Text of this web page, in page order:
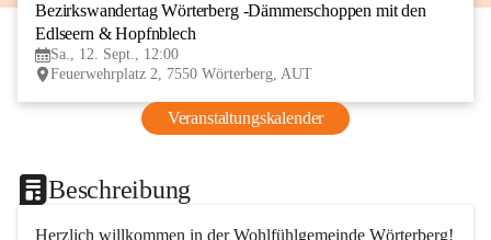
Bezirkswandertag Wörterberg -Dämmerschoppen mit den
Edlseern & Hopfnblech
Sa., 12. Sept., 12:00
Feuerwehrplatz 2, 7550 Wörterberg, AUT
Veranstaltungskalender
Beschreibung
Herzlich willkommen in der Wohlfühlgemeinde Wörterberg!